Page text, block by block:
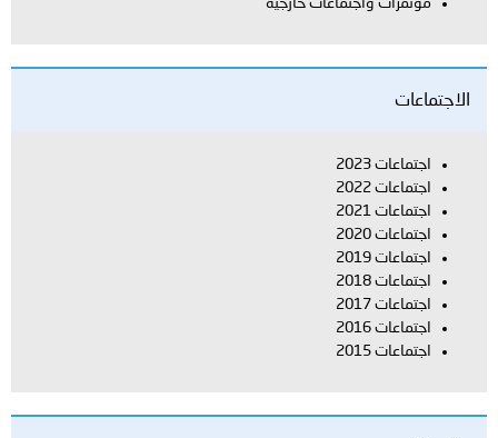
الاجتماعات
اجتماعات 2023
اجتماعات 2022
اجتماعات 2021
اجتماعات 2020
اجتماعات 2019
اجتماعات 2018
اجتماعات 2017
اجتماعات 2016
اجتماعات 2015